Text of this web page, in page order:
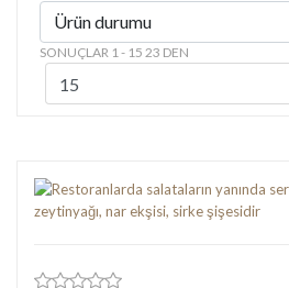
SONUÇLAR 1 - 15 23 DEN